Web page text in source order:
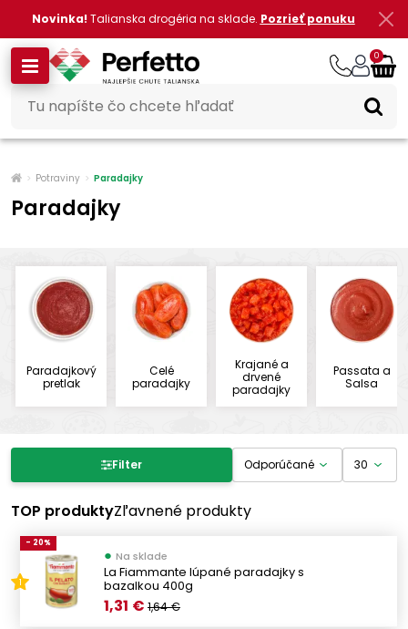
Novinka! Talianska drogéria na sklade. Pozrieť ponuku
0
Potraviny Paradajky
Paradajky
Paradajkový
pretlak
Celé
paradajky
Krajané a
drvené
paradajky
Passata a
Salsa
Filter produktov
Cena
€
Filter
TOP produktyZľavnené produkty
- 20%
1
● Na sklade
La Fiammante lúpané paradajky s
bazalkou 400g
1,31 € 1,64 €